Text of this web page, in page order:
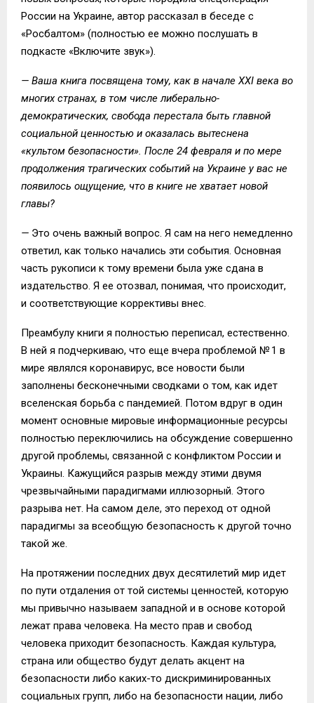
России на Украине, автор рассказал в беседе с
«Росбалтом» (полностью ее можно послушать в
подкасте «Включите звук»).
— Ваша книга посвящена тому, как в начале XXI века во
многих странах, в том числе либерально-
демократических, свобода перестала быть главной
социальной ценностью и оказалась вытеснена
«культом безопасности». После 24 февраля и по мере
продолжения трагических событий на Украине у вас не
появилось ощущение, что в книге не хватает новой
главы?
— Это очень важный вопрос. Я сам на него немедленно
ответил, как только начались эти события. Основная
часть рукописи к тому времени была уже сдана в
издательство. Я ее отозвал, понимая, что происходит,
и соответствующие коррективы внес.
Преамбулу книги я полностью переписал, естественно.
В ней я подчеркиваю, что еще вчера проблемой № 1 в
мире являлся коронавирус, все новости были
заполнены бесконечными сводками о том, как идет
вселенская борьба с пандемией. Потом вдруг в один
момент основные мировые информационные ресурсы
полностью переключились на обсуждение совершенно
другой проблемы, связанной с конфликтом России и
Украины. Кажущийся разрыв между этими двумя
чрезвычайными парадигмами иллюзорный. Этого
разрыва нет. На самом деле, это переход от одной
парадигмы за всеобщую безопасность к другой точно
такой же.
На протяжении последних двух десятилетий мир идет
по пути отдаления от той системы ценностей, которую
мы привычно называем западной и в основе которой
лежат права человека. На место прав и свобод
человека приходит безопасность. Каждая культура,
страна или общество будут делать акцент на
безопасности либо каких-то дискриминированных
социальных групп, либо на безопасности нации, либо